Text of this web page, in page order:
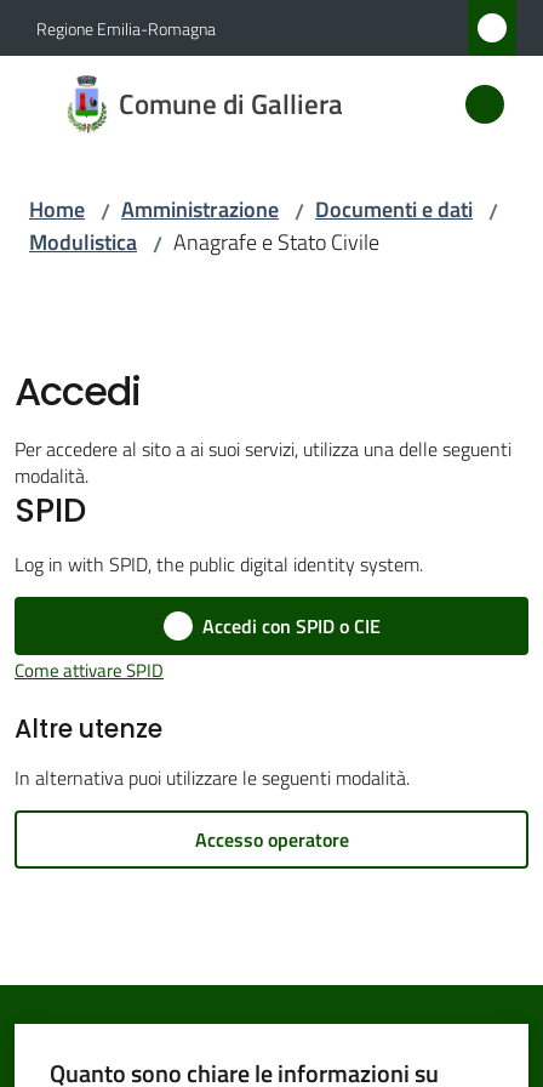
Vai al contenuto
Vai alla navigazione
Vai al footer
Regione Emilia-Romagna
Comune di Galliera
Comune
di
Amministrazione
Servizi
Vivere
Galliera
Amministrazione
Tutti
Home / Amministrazione / Documenti e dati /
Modulistica / Anagrafe e Stato Civile
Accedi
Per accedere al sito a ai suoi servizi, utilizza una delle seguenti
modalità.
SPID
Log in with SPID, the public digital identity system.
Accedi con SPID o CIE
Come attivare SPID
Altre utenze
In alternativa puoi utilizzare le seguenti modalità.
Accesso operatore
Quanto sono chiare le informazioni su